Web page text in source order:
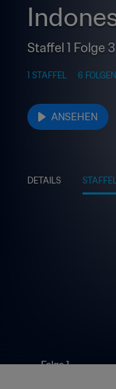
Staffel 1 Folge 3
1 STAFFEL 6 FOLGEN
ANSEHEN
DETAILS
Folge 1